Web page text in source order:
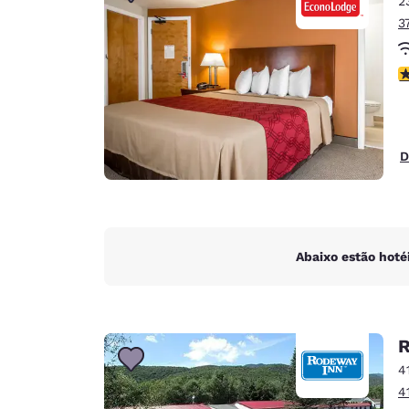
Français
Deutsch
Spain
English
United
Australia
English
Abaixo estão